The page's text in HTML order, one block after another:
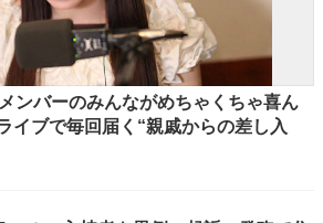
ンバーのみんながめちゃくちゃ喜ん
イブで毎回届く“親戚からの差し入